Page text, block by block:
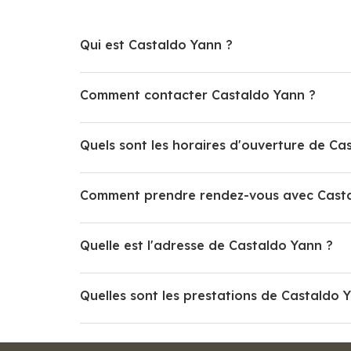
Qui est Castaldo Yann ?
Comment contacter Castaldo Yann ?
Quels sont les horaires d'ouverture de
Comment prendre rendez-vous avec
Quelle est l'adresse de Castaldo Yann ?
Quelles sont les prestations de Castaldo